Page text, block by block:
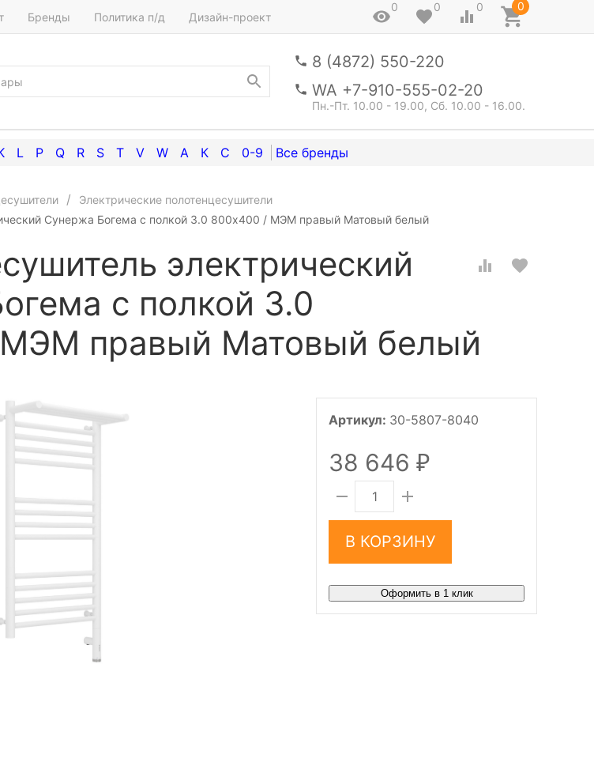
Бренды Политика п/д Дизайн-проект
0 0 0 0
8 (4872) 550-220
WA +7-910-555-02-20
Пн.-Пт. 10.00 - 19.00, Сб. 10.00 - 16.00.
L P Q R S T V W А К С 0-9
Электрические полотенцесушители
Сунержа Богема с полкой 3.0 800х400 / МЭМ правый Матовый белый
электрический
с полкой 3.0
правый Матовый белый
Артикул: 30-5807-8040
38 646 ₽
В КОРЗИНУ
Оформить в 1 клик